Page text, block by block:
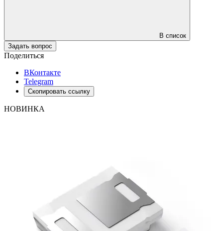
В список
Задать вопрос
Поделиться
ВКонтакте
Telegram
Скопировать ссылку
НОВИНКА